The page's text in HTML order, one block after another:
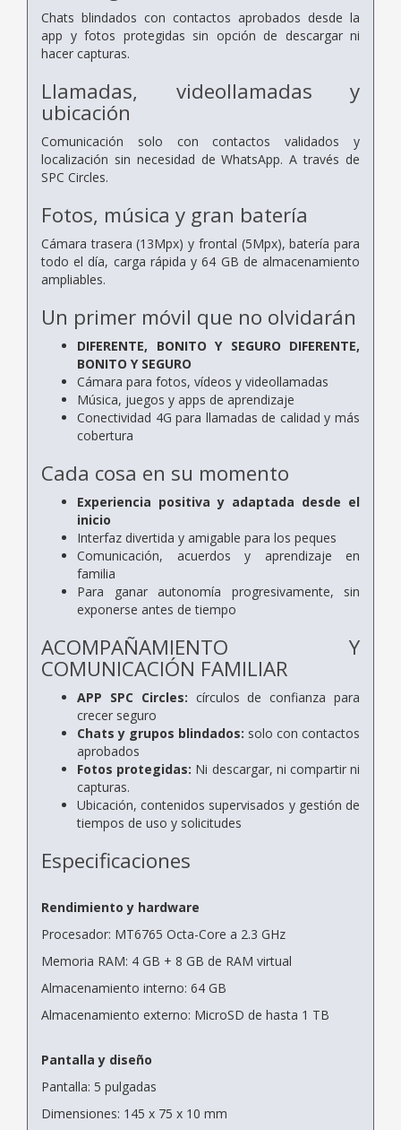
Chats blindados con contactos aprobados desde la
app y fotos protegidas sin opción de descargar ni
hacer capturas.
Llamadas, videollamadas y
ubicación
Comunicación solo con contactos validados y
localización sin necesidad de WhatsApp. A través de
SPC Circles.
Fotos, música y gran batería
Cámara trasera (13Mpx) y frontal (5Mpx), batería para
todo el día, carga rápida y 64 GB de almacenamiento
ampliables.
Un primer móvil que no olvidarán
DIFERENTE, BONITO Y SEGURO DIFERENTE,
BONITO Y SEGURO
Cámara para fotos, vídeos y videollamadas
Música, juegos y apps de aprendizaje
Conectividad 4G para llamadas de calidad y más
cobertura
Cada cosa en su momento
Experiencia positiva y adaptada desde el
inicio
Interfaz divertida y amigable para los peques
Comunicación, acuerdos y aprendizaje en
familia
Para ganar autonomía progresivamente, sin
exponerse antes de tiempo
ACOMPAÑAMIENTO Y
COMUNICACIÓN FAMILIAR
APP SPC Circles: círculos de confianza para
crecer seguro
Chats y grupos blindados: solo con contactos
aprobados
Fotos protegidas: Ni descargar, ni compartir ni
capturas.
Ubicación, contenidos supervisados y gestión de
tiempos de uso y solicitudes
Especificaciones
Rendimiento y hardware
Procesador: MT6765 Octa-Core a 2.3 GHz
Memoria RAM: 4 GB + 8 GB de RAM virtual
Almacenamiento interno: 64 GB
Almacenamiento externo: MicroSD de hasta 1 TB
Pantalla y diseño
Pantalla: 5 pulgadas
Dimensiones: 145 x 75 x 10 mm